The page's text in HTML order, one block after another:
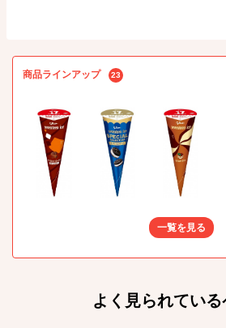
商品ラインアップ 23
一覧を見る
よく見られてい